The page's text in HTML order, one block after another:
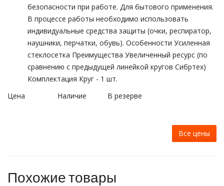
безопасности при работе. Для бытового применения.
В процессе работы необходимо использовать
индивидуальные средства защиты (очки, респиратор,
наушники, перчатки, обувь). Особенности Усиленная
стеклосетка Преимущества Увеличенный ресурс (по
сравнению с предыдущей линейкой кругов Сибртех)
Комплектация Круг - 1 шт.
Цена
Наличие В резерве
Все цены
Похожие товары